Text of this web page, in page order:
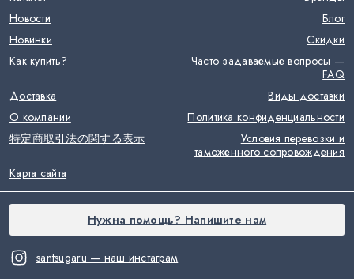
santsugaru — наш инстаграм
Новости
Блог
Новинки
Скидки
Как купить?
Часто задаваемые вопросы —
FAQ
Доставка
Виды доставки
О компании
Политика конфиденциальности
特定商取引法の関する表示
Условия перевозки и
таможенного сопровождения
Карта сайта
Нужна помощь? Напишите нам